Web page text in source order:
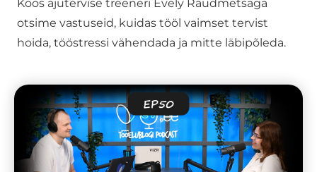
Koos ajutervise treeneri Evely Raudmetsaga
otsime vastuseid, kuidas tööl vaimset tervist
hoida, tööstressi vähendada ja mitte läbipõleda.